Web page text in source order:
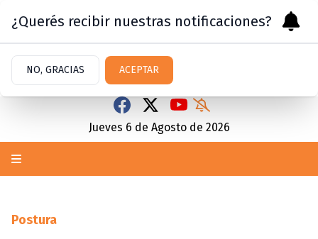
Jueves 6 de Agosto de 2026
Postura
¿Querés recibir nuestras notificaciones?
NO, GRACIAS ACEPTAR